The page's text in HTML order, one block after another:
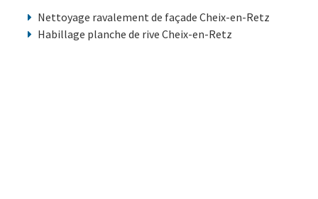
Nettoyage ravalement de façade Cheix-en-Retz
Habillage planche de rive Cheix-en-Retz